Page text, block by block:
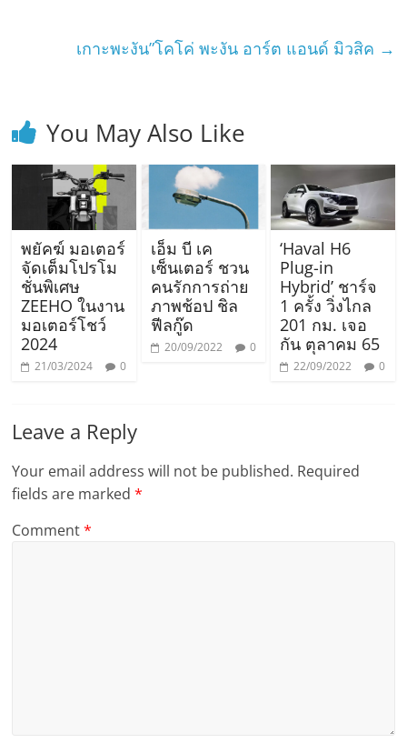
เกาะพะงัน”โคโค่ พะงัน อาร์ต แอนด์ มิวสิค →
You May Also Like
พยัคฆ์ มอเตอร์
จัดเต็มโปรโม
ชั่นพิเศษ
ZEEHO ในงาน
มอเตอร์โชว์
2024
21/03/2024 0
เอ็ม บี เค
เซ็นเตอร์ ชวน
คนรักการถ่าย
ภาพช้อป ชิล
ฟีลกู๊ด
20/09/2022 0
‘Haval H6
Plug-in
Hybrid’ ชาร์จ
1 ครั้ง วิ่งไกล
201 กม. เจอ
กัน ตุลาคม 65
22/09/2022 0
Leave a Reply
Your email address will not be published. Required
fields are marked*
Comment*